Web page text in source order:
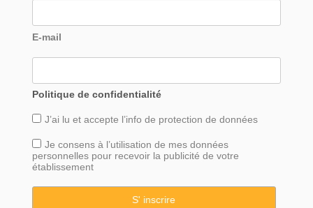
E-mail
Politique de confidentialité
J’ai lu et accepte l’info de protection de données
Je consens à l’utilisation de mes données
personnelles pour recevoir la publicité de votre
établissement